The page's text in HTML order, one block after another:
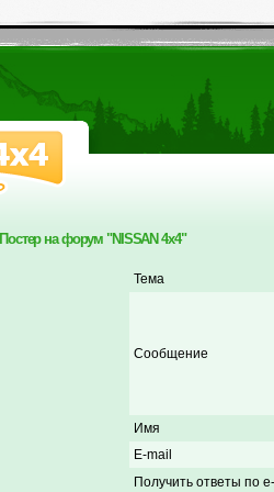
Постер на форум "NISSAN 4x4"
Тема
Сообщение
Имя
E-mail
Получить ответы по